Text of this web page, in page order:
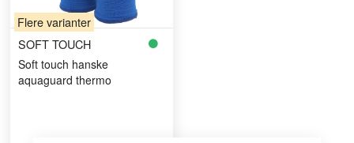
Flere varianter
SOFT TOUCH
Soft touch hanske
aquaguard thermo